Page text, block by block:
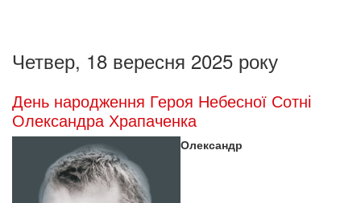
Четвер, 18 вересня 2025 року
День народження Героя Небесної Сотні
Олександра Храпаченка
Олександр